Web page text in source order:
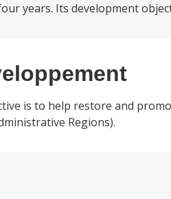
years. Its development
is to help restore and
Regions).